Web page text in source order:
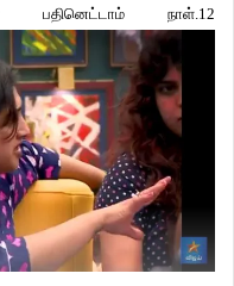
பதினெட்டாம் நாள்.12